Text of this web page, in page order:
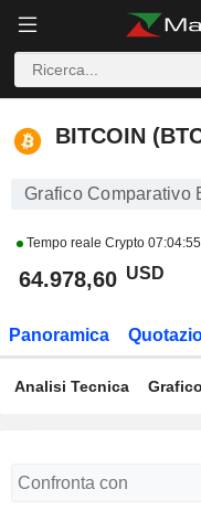
BITCOIN (BTC/USD)
BITCOIN
Grafico Comparativo
Tempo reale Crypto
64.978,60 USD
Panoramica
Analisi Tecnica